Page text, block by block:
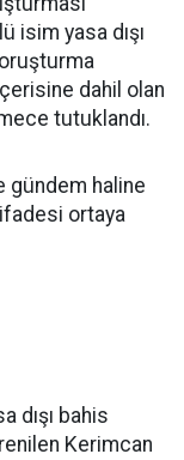
isim yasa dışı
dahil olan
tutuklandı.
gündem haline
ifadesi ortaya
dışı bahis
Kerimcan